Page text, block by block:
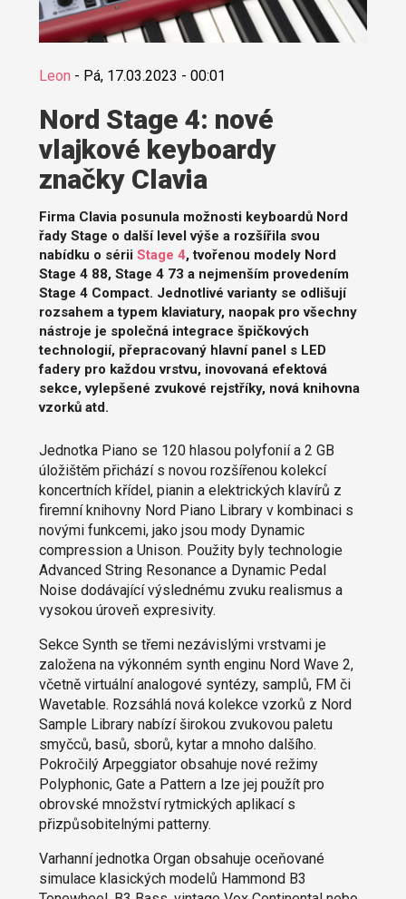
Leon - Pá, 17.03.2023 - 00:01
Nord Stage 4: nové
vlajkové keyboardy
značky Clavia
Firma Clavia posunula možnosti keyboardů Nord
řady Stage o další level výše a rozšířila svou
nabídku o sérii Stage 4, tvořenou modely Nord
Stage 4 88, Stage 4 73 a nejmenším provedením
Stage 4 Compact. Jednotlivé varianty se odlišují
rozsahem a typem klaviatury, naopak pro všechny
nástroje je společná integrace špičkových
technologií, přepracovaný hlavní panel s LED
fadery pro každou vrstvu, inovovaná efektová
sekce, vylepšené zvukové rejstříky, nová knihovna
vzorků atd.
Jednotka Piano se 120 hlasou polyfonií a 2 GB
úložištěm přichází s novou rozšířenou kolekcí
koncertních křídel, pianin a elektrických klavírů z
firemní knihovny Nord Piano Library v kombinaci s
novými funkcemi, jako jsou mody Dynamic
compression a Unison. Použity byly technologie
Advanced String Resonance a Dynamic Pedal
Noise dodávající výslednému zvuku realismus a
vysokou úroveň expresivity.
Sekce Synth se třemi nezávislými vrstvami je
založena na výkonném synth enginu Nord Wave 2,
včetně virtuální analogové syntézy, samplů, FM či
Wavetable. Rozsáhlá nová kolekce vzorků z Nord
Sample Library nabízí širokou zvukovou paletu
smyčců, basů, sborů, kytar a mnoho dalšího.
Pokročilý Arpeggiator obsahuje nové režimy
Polyphonic, Gate a Pattern a lze jej použít pro
obrovské množství rytmických aplikací s
přizpůsobitelnými patterny.
Varhanní jednotka Organ obsahuje oceňované
simulace klasických modelů Hammond B3